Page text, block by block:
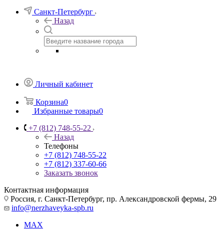
Санкт-Петербург
Назад
Личный кабинет
Корзина0
Избранные товары0
+7 (812) 748-55-22
Назад
Телефоны
+7 (812) 748-55-22
+7 (812) 337-60-66
Заказать звонок
Контактная информация
Россия, г. Санкт-Петербург, пр. Александровской фермы, 29
info@nerzhaveyka-spb.ru
MAX